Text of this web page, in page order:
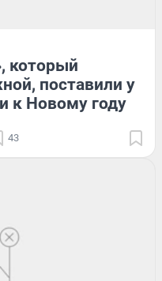
который
поставили у
к Новому году
43